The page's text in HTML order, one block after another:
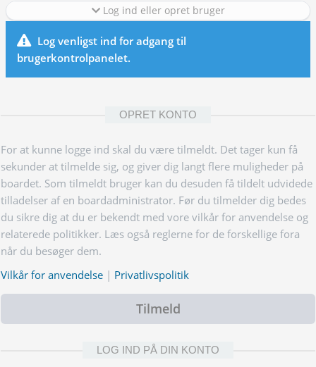
Log ind eller opret bruger
Log venligst ind for adgang til
brugerkontrolpanelet.
OPRET KONTO
For at kunne logge ind skal du være tilmeldt. Det tager kun få
sekunder at tilmelde sig, og giver dig langt flere muligheder på
boardet. Som tilmeldt bruger kan du desuden få tildelt udvidede
tilladelser af en boardadministrator. Før du tilmelder dig bedes
du sikre dig at du er bekendt med vore vilkår for anvendelse og
relaterede politikker. Læs også reglerne for de forskellige fora
når du besøger dem.
Vilkår for anvendelse | Privatlivspolitik
Tilmeld
LOG IND PÅ DIN KONTO